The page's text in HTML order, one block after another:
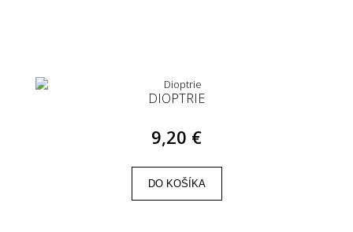
DIOPTRIE
9,20 €
DO KOŠÍKA